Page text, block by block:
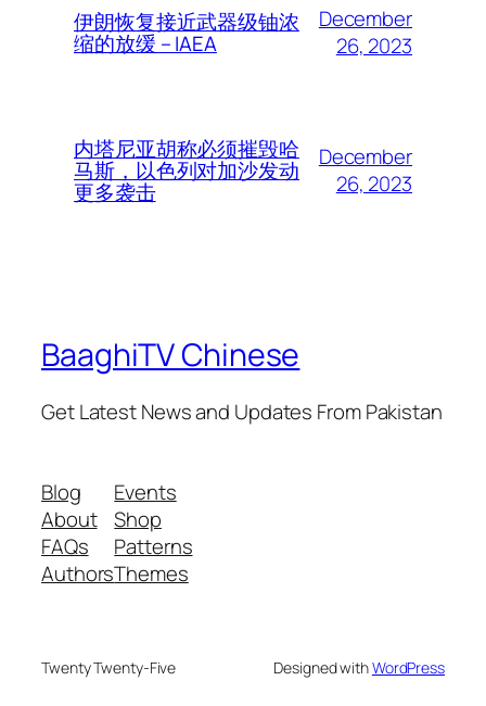
伊朗恢复接近武器级铀浓
缩的放缓 – IAEA
December
26, 2023
内塔尼亚胡称必须摧毁哈
马斯，以色列对加沙发动
更多袭击
December
26, 2023
BaaghiTV Chinese
Get Latest News and Updates From Pakistan
Blog
About
FAQs
Authors
Events
Shop
Patterns
Themes
Twenty Twenty-Five Designed withWordPress